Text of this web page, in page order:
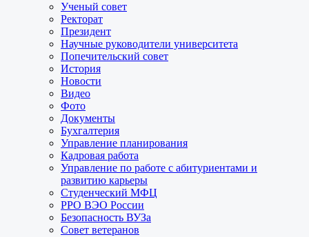
Ученый совет
Ректорат
Президент
Научные руководители университета
Попечительский совет
История
Новости
Видео
Фото
Документы
Бухгалтерия
Управление планирования
Кадровая работа
Управление по работе с абитуриентами и
развитию карьеры
Студенческий МФЦ
РРО ВЭО России
Безопасность ВУЗа
Совет ветеранов